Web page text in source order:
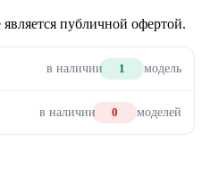
публичной офертой.
в наличии 1 модель
в наличии 0 моделей